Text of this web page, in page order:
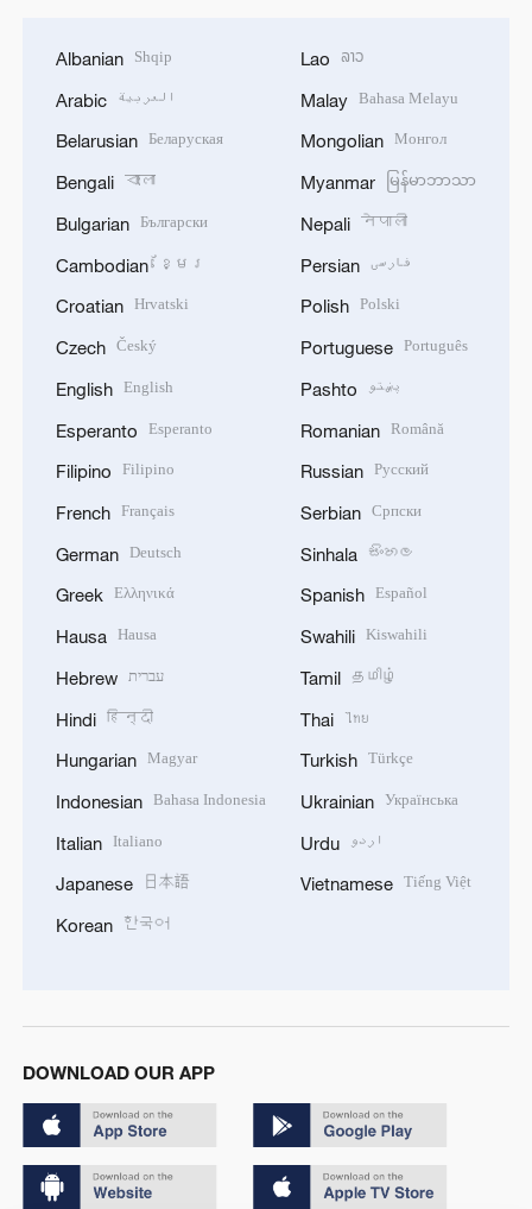
Albanian Shqip
Arabic العربية
Belarusian Беларуская
Bengali বাংলা
Bulgarian Български
Cambodian ខ្មែរ
Croatian Hrvatski
Czech Český
English English
Esperanto Esperanto
Filipino Filipino
French Français
German Deutsch
Greek Ελληνικά
Hausa Hausa
Hebrew עברית
Hindi हिन्दी
Hungarian Magyar
Indonesian Bahasa Indonesia
Italian Italiano
Japanese 日本語
Korean 한국어
Lao ລາວ
Malay Bahasa Melayu
Mongolian Монгол
Myanmar မြန်မာဘာသာ
Nepali नेपाली
Persian فارسی
Polish Polski
Portuguese Português
Pashto پښتو
Romanian Română
Russian Русский
Serbian Српски
Sinhala සිංහල
Spanish Español
Swahili Kiswahili
Tamil தமிழ்
Thai ไทย
Turkish Türkçe
Ukrainian Українська
Urdu اردو
Vietnamese Tiếng Việt
DOWNLOAD OUR APP